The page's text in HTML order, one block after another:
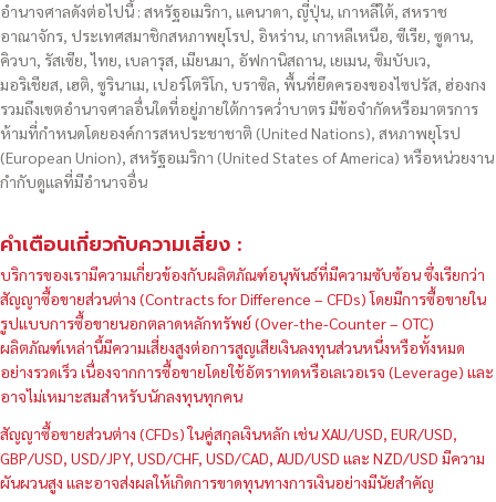
อำนาจศาลดังต่อไปนี้ : สหรัฐอเมริกา, แคนาดา, ญี่ปุ่น, เกาหลีใต้, สหราช
อาณาจักร, ประเทศสมาชิกสหภาพยุโรป, อิหร่าน, เกาหลีเหนือ, ซีเรีย, ซูดาน,
คิวบา, รัสเซีย, ไทย, เบลารุส, เมียนมา, อัฟกานิสถาน, เยเมน, ซิมบับเว,
มอริเชียส, เฮติ, ซูรินาเม, เปอร์โตริโก, บราซิล, พื้นที่ยึดครองของไซปรัส, ฮ่องกง
รวมถึงเขตอำนาจศาลอื่นใดที่อยู่ภายใต้การคว่ำบาตร มีข้อจำกัดหรือมาตรการ
ห้ามที่กำหนดโดยองค์การสหประชาชาติ (United Nations), สหภาพยุโรป
(European Union), สหรัฐอเมริกา (United States of America) หรือหน่วยงาน
กำกับดูแลที่มีอำนาจอื่น
คำเตือนเกี่ยวกับความเสี่ยง :
บริการของเรามีความเกี่ยวข้องกับผลิตภัณฑ์อนุพันธ์ที่มีความซับซ้อน ซึ่งเรียกว่า
สัญญาซื้อขายส่วนต่าง (Contracts for Difference – CFDs) โดยมีการซื้อขายใน
รูปแบบการซื้อขายนอกตลาดหลักทรัพย์ (Over-the-Counter – OTC)
ผลิตภัณฑ์เหล่านี้มีความเสี่ยงสูงต่อการสูญเสียเงินลงทุนส่วนหนึ่งหรือทั้งหมด
อย่างรวดเร็ว เนื่องจากการซื้อขายโดยใช้อัตราทดหรือเลเวอเรจ (Leverage) และ
อาจไม่เหมาะสมสำหรับนักลงทุนทุกคน
สัญญาซื้อขายส่วนต่าง (CFDs) ในคู่สกุลเงินหลัก เช่น XAU/USD, EUR/USD,
GBP/USD, USD/JPY, USD/CHF, USD/CAD, AUD/USD และ NZD/USD มีความ
ผันผวนสูง และอาจส่งผลให้เกิดการขาดทุนทางการเงินอย่างมีนัยสำคัญ